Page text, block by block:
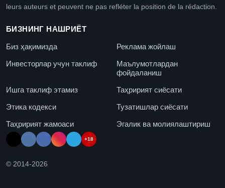
leurs auteurs et peuvent ne pas refléter la position de la rédaction.
БИЗНИНГ НАШРИЁТ
Биз ҳақимизда
Реклама жойлаш
Инвесторлар учун таклиф
Маълумотлардан
фойдаланиш
Ишга таклиф этамиз
Таҳририят сиёсати
Этика кодекси
Тузатишлар сиёсати
Таҳририят жамоаси
Эгалик ва молиялаштириш
+18
© 2014-2026